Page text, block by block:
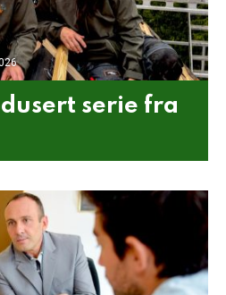
serie fra